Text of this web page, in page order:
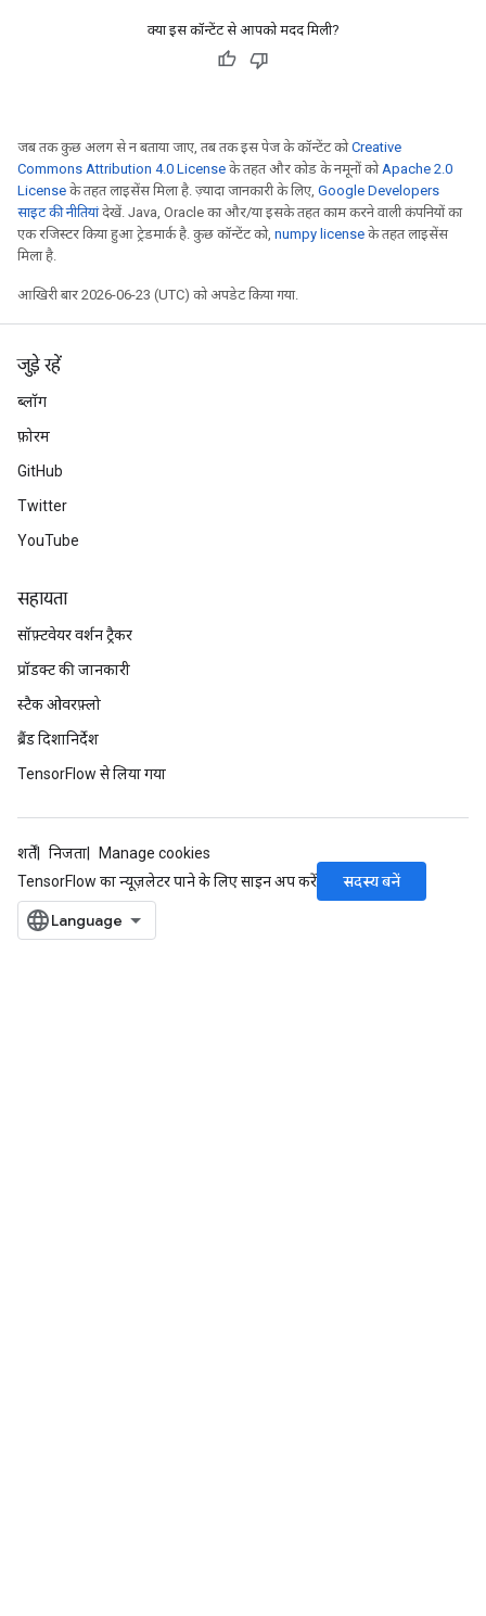
क्या इस कॉन्टेंट से आपको मदद मिली?
जब तक कुछ अलग से न बताया जाए, तब तक इस पेज के कॉन्टेंट कोCreative
Commons Attribution 4.0 License के तहत और कोड के नमूनों कोApache 2.0
License के तहत लाइसेंस मिला है. ज़्यादा जानकारी के लिए, Google Developers
साइट की नीतियांदेखें. Java, Oracle का और/या इसके तहत काम करने वाली कंपनियों का
एक रजिस्टर किया हुआ ट्रेडमार्क है. कुछ कॉन्टेंट को, numpy license के तहत लाइसेंस
मिला है.
आखिरी बार 2026-06-23 (UTC) को अपडेट किया गया.
जुड़े रहें
ब्लॉग
फ़ोरम
GitHub
Twitter
YouTube
सहायता
सॉफ़्टवेयर वर्शन ट्रैकर
प्रॉडक्ट की जानकारी
स्टैक ओवरफ़्लो
ब्रैंड दिशानिर्देश
TensorFlow से लिया गया
शर्तें निजता
Manage cookies
TensorFlow का न्यूज़लेटर पाने के लिए साइन अप करें
सदस्य बनें